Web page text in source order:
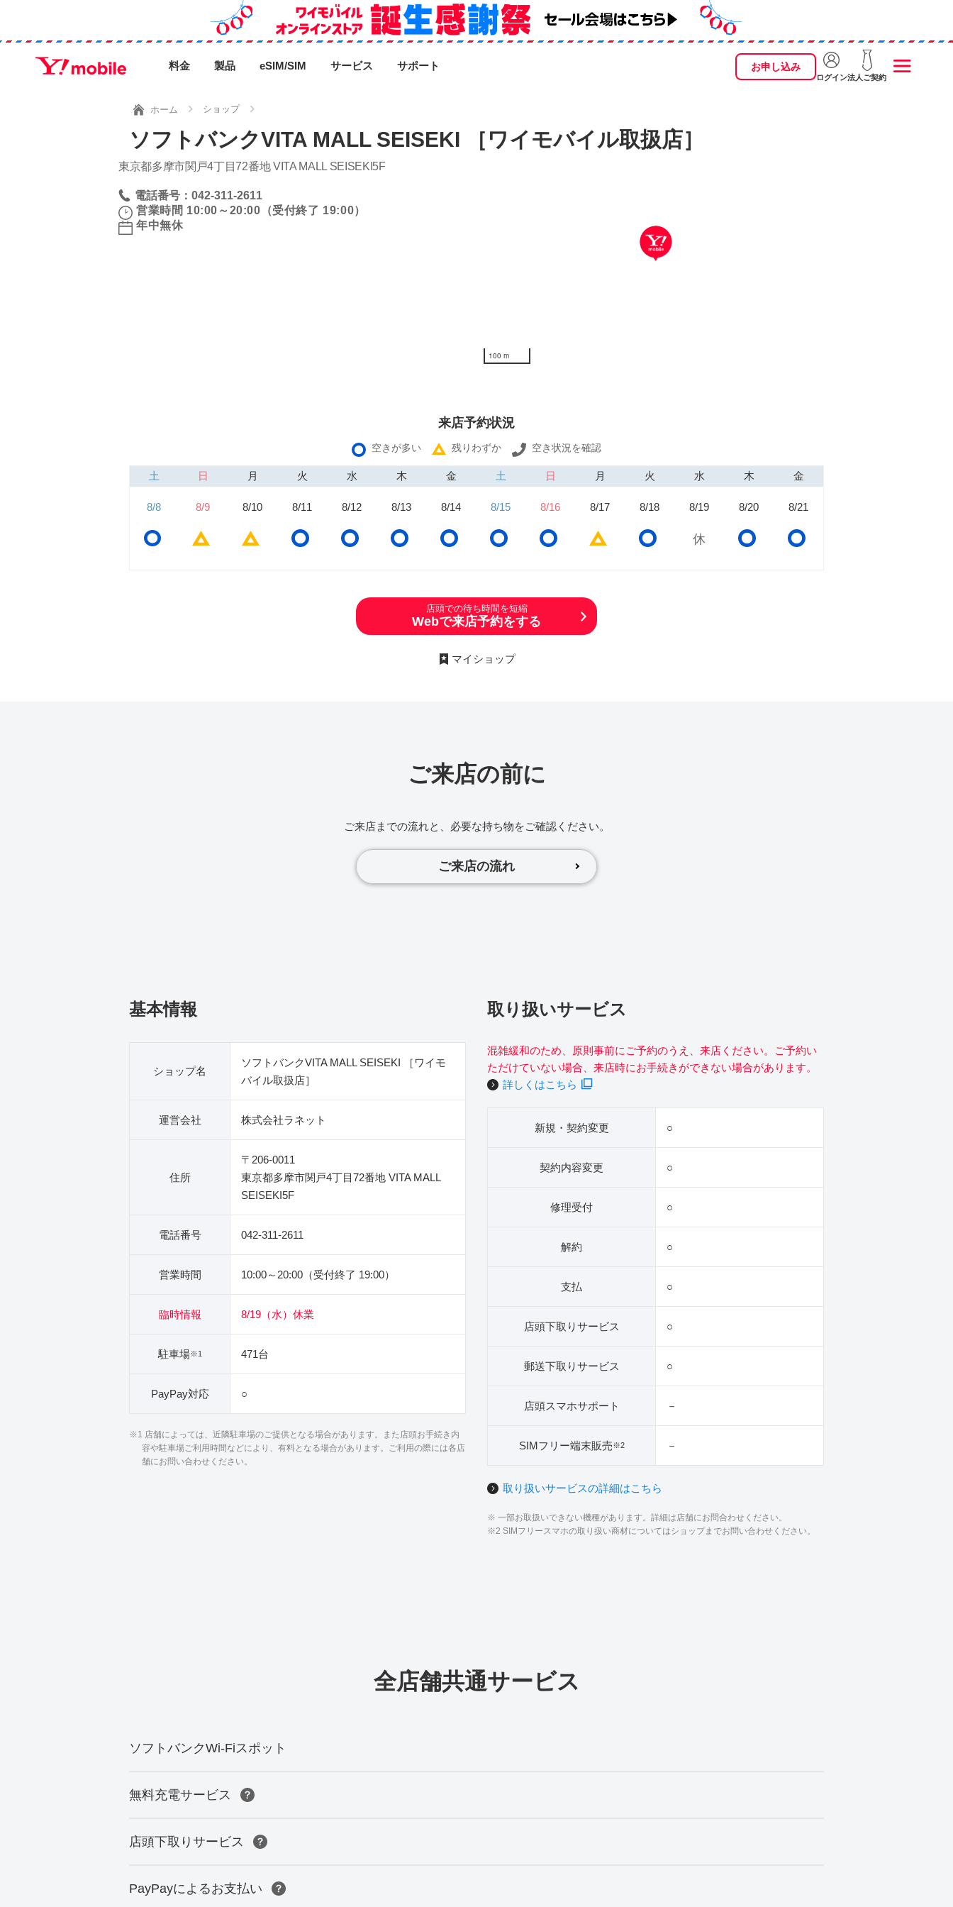
料金 製品 eSIM/SIM サービス サポート お申し込み
ログイン法人ご契約
ホーム ショップ
ソフトバンクVITA MALL SEISEKI ［ワイモバイル取扱店］
東京都多摩市関戸4丁目72番地 VITA MALL SEISEKI5F
電話番号：042-311-2611
営業時間 10:00～20:00（受付終了 19:00）
年中無休
100 m
来店予約状況
空きが多い 残りわずか 空き状況を確認
土 日 月 火 水 木 金 土 日 月 火 水 木 金
8/8 8/9 8/10 8/11 8/12 8/13 8/14 8/15 8/16 8/17 8/18 8/19 8/20 8/21
店頭での待ち時間を短縮
Webで来店予約をする
マイショップ
ご来店の前に
ご来店までの流れと、必要な持ち物をご確認ください。
ご来店の流れ
基本情報
ショップ名
ソフトバンクVITA MALL SEISEKI ［ワイモ
バイル取扱店］
運営会社 株式会社ラネット
住所
〒206-0011
東京都多摩市関戸4丁目72番地 VITA MALL
SEISEKI5F
電話番号 042-311-2611
営業時間 10:00～20:00（受付終了 19:00）
臨時情報 8/19（水）休業
駐車場※1 471台
PayPay対応 ○
※1 店舗によっては、近隣駐車場のご提供となる場合があります。また店頭お手続き内
容や駐車場ご利用時間などにより、有料となる場合があります。ご利用の際には各店
舗にお問い合わせください。
取り扱いサービス
混雑緩和のため、原則事前にご予約のうえ、来店ください。ご予約い
ただけていない場合、来店時にお手続きができない場合があります。
詳しくはこちら
新規・契約変更 ○
契約内容変更 ○
修理受付 ○
解約 ○
支払 ○
店頭下取りサービス ○
郵送下取りサービス ○
店頭スマホサポート －
SIMフリー端末販売※2 －
取り扱いサービスの詳細はこちら
※ 一部お取扱いできない機種があります。詳細は店舗にお問合わせください。
※2 SIMフリースマホの取り扱い商材についてはショップまでお問い合わせください。
全店舗共通サービス
ソフトバンクWi-Fiスポット
無料充電サービス
店頭下取りサービス
PayPayによるお支払い